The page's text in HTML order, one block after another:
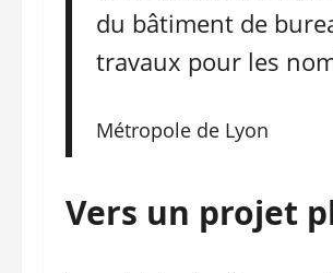
du bâtiment de
travaux pour les
Métropole de Lyon
Vers un projet